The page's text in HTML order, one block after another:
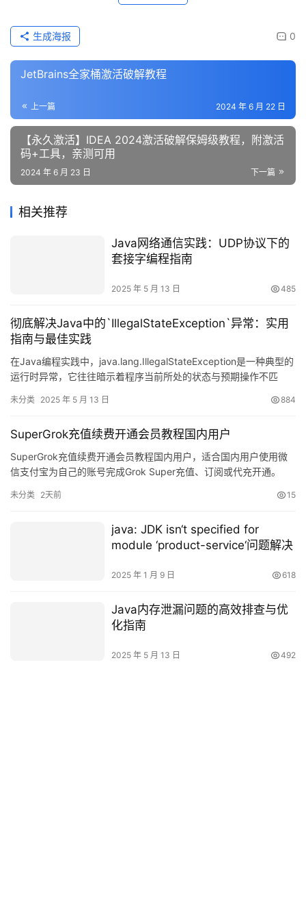
0
生成海报
JetBrains全家桶激活破解教程
上一篇 2024 年 6 月 22 日
【永久激活】IDEA 2024激活破解保姆级教程，附激活
码+工具，亲测可用
下一篇
2024 年 6 月 23 日
相关推荐
Java网络通信实践：UDP协议下的
套接字编程指南
2025 年 5 月 13 日 485
彻底解决Java中的`IllegalStateException`异常：实用
指南与最佳实践
在Java编程实践中，java.lang.IllegalStateException是一种典型的
运行时异常，它往往暗示着程序当前所处的状态与预期操作不匹
于不适合执行该操作的状态时，系统就会抛出这个异常。本指南将
发者有效规避和解决相关问题。 1.…
未分类 2025 年 5 月 13 日 884
SuperGrok充值续费开通会员教程国内用户
SuperGrok充值续费开通会员教程国内用户，适合国内用户使用微
信支付宝为自己的账号完成Grok Super充值、订阅或代充开通。
未分类 2天前 15
java: JDK isn‘t specified for
module ‘product-service‘问题解决
2025 年 1 月 9 日 618
Java内存泄漏问题的高效排查与优
化指南
2025 年 5 月 13 日 492